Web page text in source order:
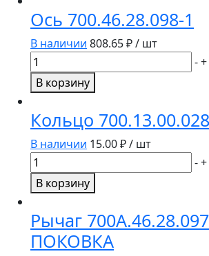
К-700,
К-700А,
К-701
/700А.23.00.011-
1
Ось 700.46.28.098-1
В наличии 808.65₽ / шт
Количество
товара
Ось
1
-+
В корзину
Кольцо 700.13.00.028
В наличии 15.00₽ / шт
Количество
товара
Кольцо
-+
В корзину
Рычаг
ПОКОВКА